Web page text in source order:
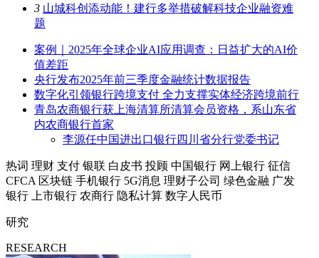
3 山城科创添动能！建行多举措破解科技企业融资难
题
案例｜2025年全球企业AI应用调查：日益扩大的AI价
值差距
央行发布2025年前三季度金融统计数据报告
数字化引领银行跨境支付 全力支撑实体经济跨境前行
青岛农商银行获上海清算所清算会员资格，系山东省
内农商银行首家
李源任中国进出口银行四川省分行党委书记
热词 理财 支付 银联 白皮书 投顾 中国银行 网上银行 征信
CFCA 区块链 手机银行 5G消息 理财子公司 绿色金融 广发
银行
上市银行 农商行 隐私计算 数字人民币
研究
RESEARCH